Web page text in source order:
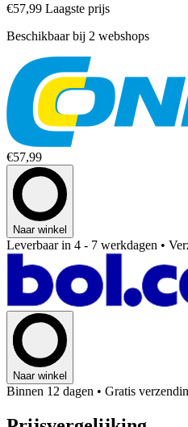
€57,99 Laagste prijs
Beschikbaar bij 2 webshops
€57,99
Naar winkel
Leverbaar in 4 - 7 werkdagen •
Naar winkel
Binnen 12 dagen • Gratis